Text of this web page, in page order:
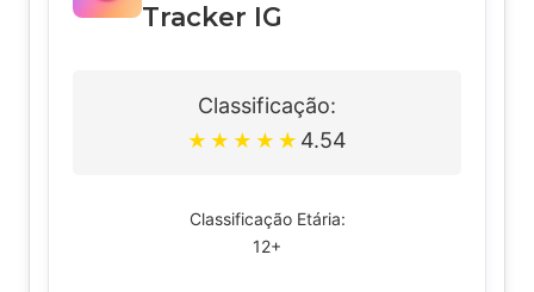
Tracker IG
Classificação:
★ ★ ★ ★ ★ 4.54
Classificação Etária:
12+